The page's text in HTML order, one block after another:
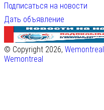
Подписаться на новости
Дать объявление
© Copyright 2026, Wemontreal
Wemontreal